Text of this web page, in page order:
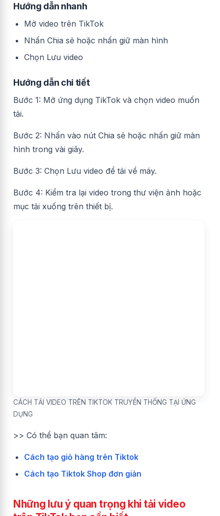
Hướng dẫn nhanh
Mở video trên TikTok
Nhấn Chia sẻ hoặc nhấn giữ màn hình
Chọn Lưu video
Hướng dẫn chi tiết
Bước 1: Mở ứng dụng TikTok và chọn video muốn
tải.
Bước 2: Nhấn vào nút Chia sẻ hoặc nhấn giữ màn
hình trong vài giây.
Bước 3: Chọn Lưu video để tải về máy.
Bước 4: Kiểm tra lại video trong thư viện ảnh hoặc
mục tải xuống trên thiết bị.
CÁCH TẢI VIDEO TRÊN TIKTOK TRUYỀN THỐNG TẠI ỨNG
DỤNG
>> Có thể bạn quan tâm:
Cách tạo giỏ hàng trên Tiktok
Cách tạo Tiktok Shop đơn giản
Những lưu ý quan trọng khi tải video